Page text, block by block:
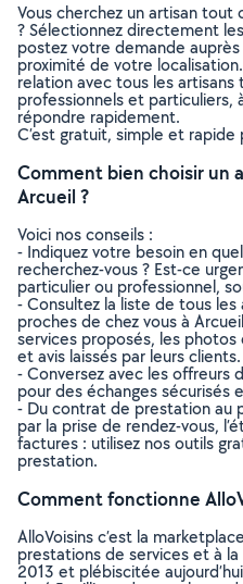
Vous cherchez un artisan
? Sélectionnez directement
postez votre demande
proximité de votre
relation avec tous les
professionnels et particuliers,
répondre rapidement.
C’est gratuit, simple et
Comment bien choisir un
Arcueil ?
Voici nos conseils :
- Indiquez votre besoin en
recherchez-vous ? Est-ce
particulier ou professionnel,
- Consultez la liste de tous
proches de chez vous à
services proposés, les
et avis laissés par leurs clients.
- Conversez avec les offreurs
pour des échanges sécurisés
- Du contrat de prestation au
par la prise de rendez-vous,
factures : utilisez nos outils
prestation.
Comment fonctionne
AlloVoisins c’est la
prestations de services et à
2013 et plébiscitée